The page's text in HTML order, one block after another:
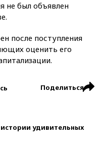
не был объявлен
после поступления
оценить его
Поделиться
удивительных